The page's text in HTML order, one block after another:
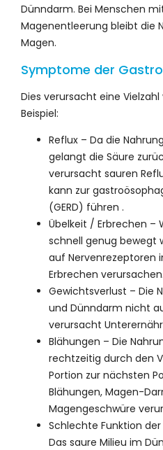
Dünndarm. Bei Menschen
Magenentleerung bleibt die
Magen.
Symptome der
Dies verursacht eine
Beispiel:
Reflux – Da die
gelangt die Säure
verursacht sauren
kann zur
(GERD) führen .
Übelkeit / Erbrechen –
schnell genug bewegt
auf Nervenrezeptoren
Erbrechen verursachen.
Gewichtsverlust – Die
und Dünndarm nicht
verursacht
Blähungen – Die
rechtzeitig durch den
Portion zur nächsten
Blähungen, Magen-
Magengeschwüre
Schlechte Funktion
Das saure Milieu im